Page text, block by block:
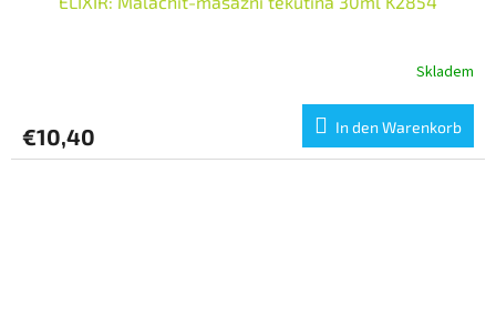
Skladem
€10,40 In den Warenkorb